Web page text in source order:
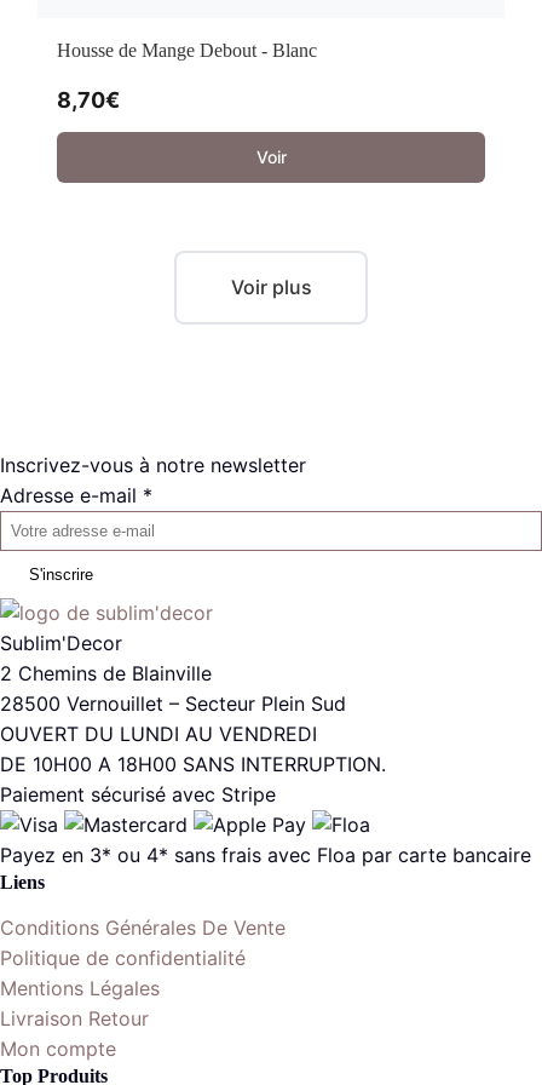
Housse de Mange Debout - Blanc
8,70€
Voir
Voir plus
Inscrivez-vous à notre newsletter
Adresse e-mail *
S'inscrire
Sublim'Decor
2 Chemins de Blainville
28500 Vernouillet – Secteur Plein Sud
OUVERT DU LUNDI AU VENDREDI
DE 10H00 A 18H00 SANS INTERRUPTION.
Paiement sécurisé avec Stripe
Payez en 3* ou 4* sans frais avec Floa par carte bancaire
Liens
Conditions Générales De Vente
Politique de confidentialité
Mentions Légales
Livraison Retour
Mon compte
Top Produits